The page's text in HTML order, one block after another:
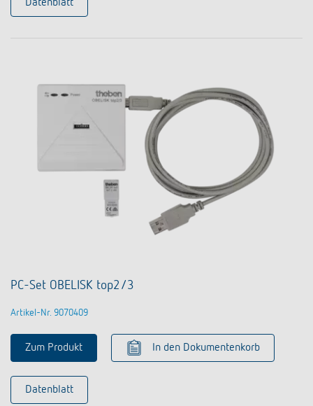
Datenblatt
PC-Set OBELISK top2/3
Artikel-Nr. 9070409
Zum Produkt In den Dokumentenkorb
Datenblatt